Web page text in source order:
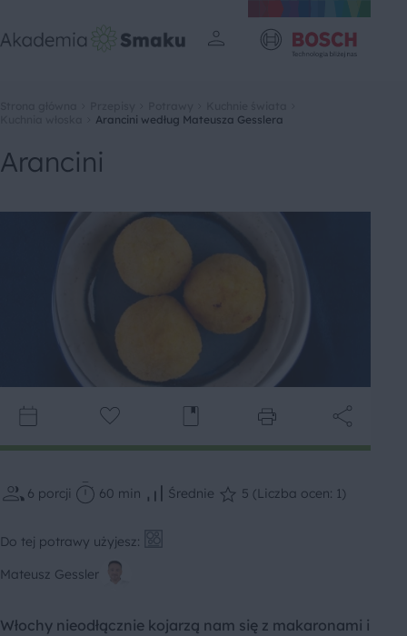
Arancini według Mateusza Gesslera
Arancini
6 porcji 60 min Średnie 5 (Liczba ocen: 1)
Do tej potrawy użyjesz:
Mateusz Gessler
Włochy nieodłącznie kojarzą nam się z makaronami i